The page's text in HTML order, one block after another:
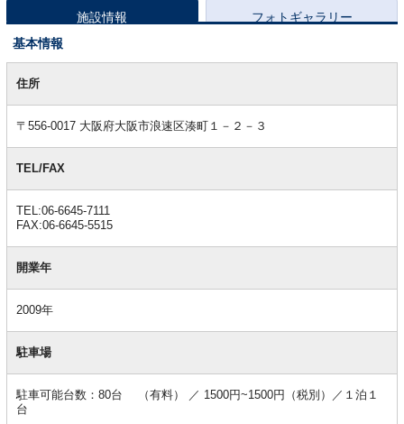
施設情報
フォトギャラリー
基本情報
本住所
〒556-0017 大阪府大阪市浪速区湊町１－２－３
TEL/FAX
TEL:06-6645-7111
FAX:06-6645-5515
開業年
2009年
駐車場
駐車可能台数：80台 （有料） ／ 1500円~1500円（税別）／１泊１
台